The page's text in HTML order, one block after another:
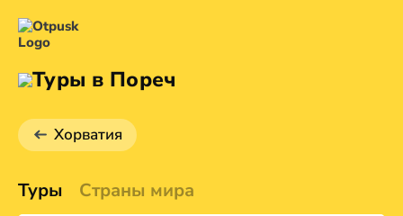
Туры в Пореч
Хорватия
Туры Страны мира